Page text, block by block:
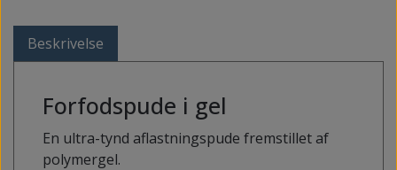
Beskrivelse
Forfodspude i gel
En ultra-tynd aflastningspude fremstillet af
polymergel.